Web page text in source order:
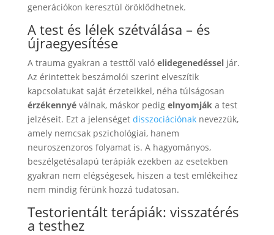
generációkon keresztül öröklődhetnek.
A test és lélek szétválása – és
újraegyesítése
A trauma gyakran a testtől való elidegenedéssel jár.
Az érintettek beszámolói szerint elveszítik
kapcsolatukat saját érzeteikkel, néha túlságosan
érzékennyé válnak, máskor pedig elnyomják a test
jelzéseit. Ezt a jelenséget disszociációnaknevezzük,
amely nemcsak pszichológiai, hanem
neuroszenzoros folyamat is. A hagyományos,
beszélgetésalapú terápiák ezekben az esetekben
gyakran nem elégségesek, hiszen a test emlékeihez
nem mindig férünk hozzá tudatosan.
Testorientált terápiák: visszatérés
a testhez